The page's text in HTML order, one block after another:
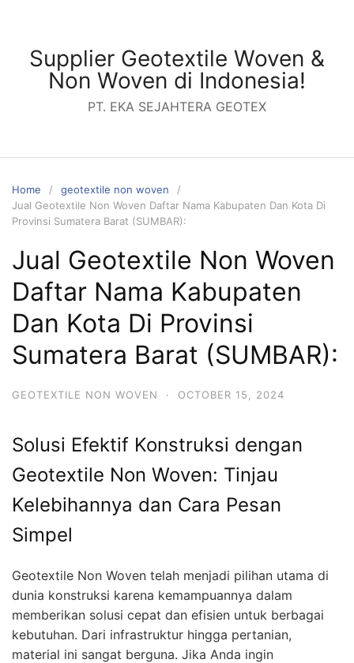
contentSupplier Geotextile Woven &
Non Woven di Indonesia!
PT. EKA SEJAHTERA GEOTEX
Home
geotextile non woven
Jual Geotextile Non Woven Daftar Nama Kabupaten Dan Kota Di
Provinsi Sumatera Barat (SUMBAR):
Jual Geotextile Non Woven
Daftar Nama Kabupaten
Dan Kota Di Provinsi
Sumatera Barat (SUMBAR):
GEOTEXTILE NON WOVEN · OCTOBER 15, 2024
Solusi Efektif Konstruksi dengan
Geotextile Non Woven: Tinjau
Kelebihannya dan Cara Pesan
Simpel
Geotextile Non Woven telah menjadi pilihan utama di
dunia konstruksi karena kemampuannya dalam
memberikan solusi cepat dan efisien untuk berbagai
kebutuhan. Dari infrastruktur hingga pertanian,
material ini sangat berguna. Jika Anda ingin